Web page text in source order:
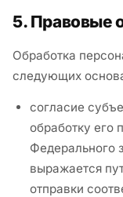
5. Правовые
Обработка
следующих
согласие
обработку его
Федерального
выражается
отправки